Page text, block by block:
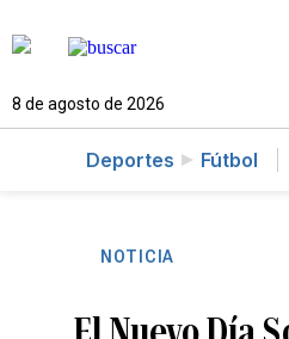
8 de agosto de 2026
Deportes Fútbol
NOTICIA